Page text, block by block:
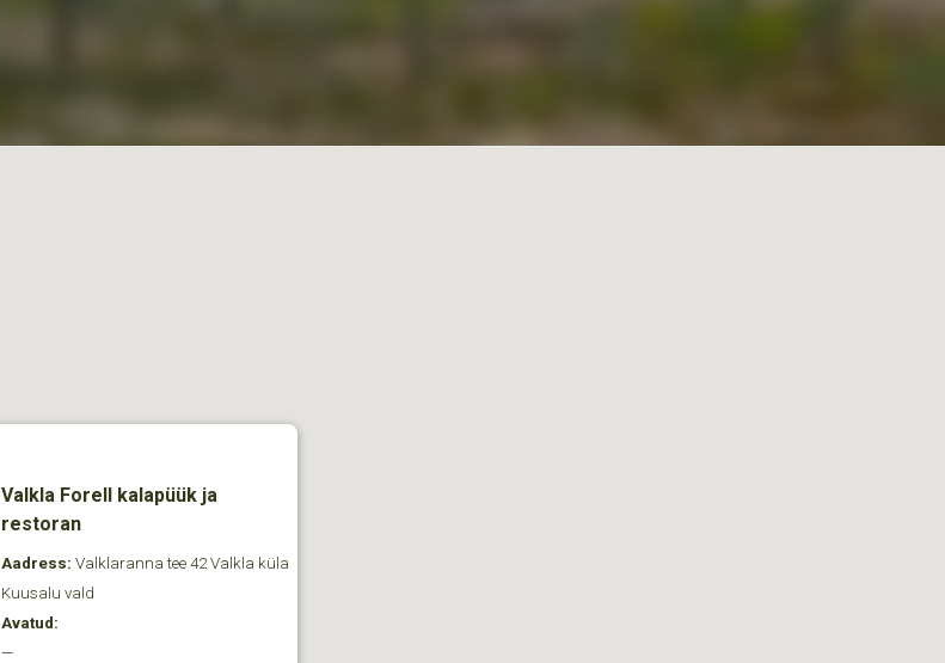
Valkla Forell kalapüük ja
restoran
Aadress: Valklaranna tee 42 Valkla küla
Kuusalu vald
Avatud:
—